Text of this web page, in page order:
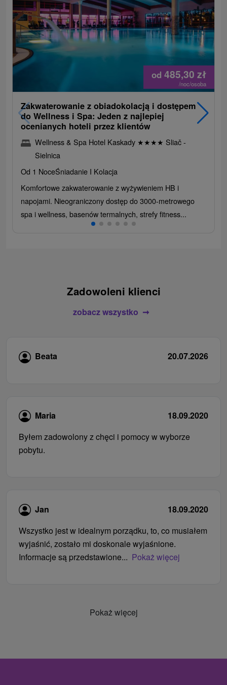
od 485,30 zł
/noc/osoba
Zakwaterowanie z obiadokolacją i dostępem
do Wellness i Spa: Jeden z najlepiej
ocenianych hoteli przez klientów
Wellness & Spa Hotel Kaskady ★★★★ Sliač -
Sielnica
Od 1 NoceŚniadanie I Kolacja
Komfortowe zakwaterowanie z wyżywieniem HB i
napojami. Nieograniczony dostęp do 3000-metrowego
spa i wellness, basenów termalnych, strefy fitness...
Zadowoleni klienci
zobacz wszystko
Beata 20.07.2026
Maria
18.09.2020
Byłem zadowolony z chęci i pomocy w wyborze
pobytu.
Jan
18.09.2020
Wszystko jest w idealnym porządku, to, co musiałem
wyjaśnić, zostało mi doskonale wyjaśnione.
Informacje są przedstawione... Pokaż więcej
Pokaż więcej